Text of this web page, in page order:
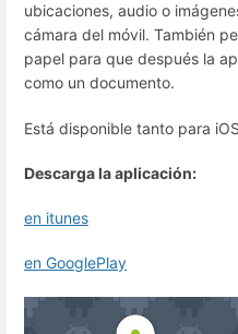
ubicaciones, audio o
cámara del móvil. También
papel para que después la
como un documento.
Está disponible tanto para
Descarga la aplicación:
en itunes
en GooglePlay